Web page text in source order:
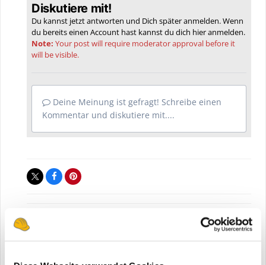
Diskutiere mit!
Du kannst jetzt antworten und Dich später anmelden. Wenn
du bereits einen Account hast kannst du dich hieranmelden.
Note: Your post will require moderator approval before it
will be visible.
Deine Meinung ist gefragt! Schreibe einen
Kommentar und diskutiere mit....
Bauforum24 News melden